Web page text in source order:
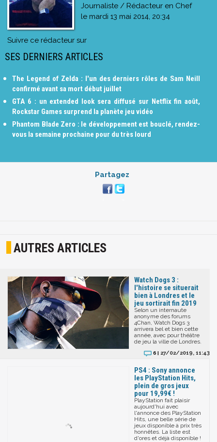
Journaliste / Rédacteur en Chef
le mardi 13 mai 2014, 20:34
Suivre ce rédacteur sur
SES DERNIERS ARTICLES
The Legend of Zelda : l'un des derniers rôles de Sam Neill
confirmé avant sa mort début juillet
GTA 6 : un extended look sera diffusé sur Netflix fin août,
Rockstar Games surprend la planète jeu vidéo
Phantom Blade Zero : le développement est bouclé, rendez-
vous la semaine prochaine pour du très lourd
Partagez
AUTRES ARTICLES
Watch Dogs 3 :
l'histoire se situerait
bien à Londres et le
jeu sortirait fin 2019
Selon un internaute
anonyme des forums
4Chan, Watch Dogs 3
arrivera bel et bien cette
année, avec pour théâtre
de jeu la ville de Londres.
6 | 27/02/2019, 11:43
PS4 : Sony annonce
les PlayStation Hits,
plein de gros jeux
pour 19,99€ !
PlayStation fait plaisir
aujourd'hui avec
l'annonce des PlayStation
Hits, une belle série de
jeux disponible à prix très
honnêtes. La liste est
d'ores et déjà disponible !